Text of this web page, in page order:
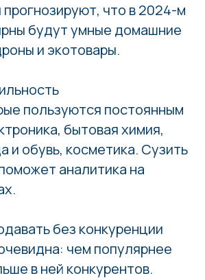
что в 2024-м
будут умные домашние
и экотовары.
пользуются постоянным
бытовая химия,
и обувь, косметика. Сузить
аналитика на
без конкуренции
чем популярнее
в ней конкурентов.